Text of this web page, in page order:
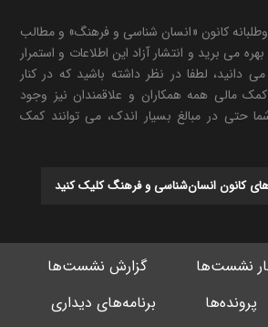
کانون «انسان شناسی و فرهنگ» و مطالب
می برید و انتشار آزاد این اطلاعات و استمرار
دانید، لطفا در نظر داشته باشید که در کنار
مالی همه همکاران و علاقمندان نیز وجود
حتی در مبالغ بسیار اندک، می توانند کمک
کانون انسان‌شناسی و فرهنگ کلیک کنید
نشست‌ها
گزارش نشست‌ها
پرونده‌ها
برنامه‌های دیداری